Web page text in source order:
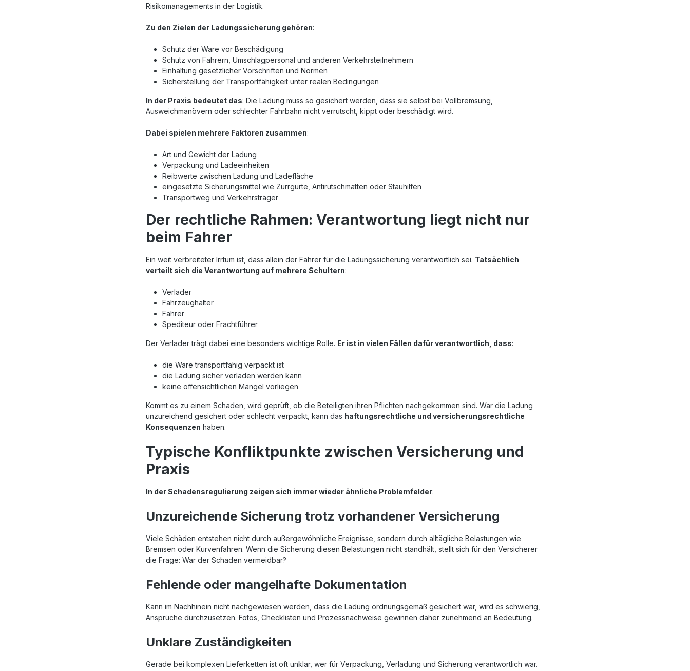
Risikomanagements in der Logistik.
Zu den Zielen der Ladungssicherung gehören:
Schutz der Ware vor Beschädigung
Schutz von Fahrern, Umschlagpersonal und anderen Verkehrsteilnehmern
Einhaltung gesetzlicher Vorschriften und Normen
Sicherstellung der Transportfähigkeit unter realen Bedingungen
In der Praxis bedeutet das: Die Ladung muss so gesichert werden, dass sie selbst bei Vollbremsung,
Ausweichmanövern oder schlechter Fahrbahn nicht verrutscht, kippt oder beschädigt wird.
Dabei spielen mehrere Faktoren zusammen:
Art und Gewicht der Ladung
Verpackung und Ladeeinheiten
Reibwerte zwischen Ladung und Ladefläche
eingesetzte Sicherungsmittel wie Zurrgurte, Antirutschmatten oder Stauhilfen
Transportweg und Verkehrsträger
Der rechtliche Rahmen: Verantwortung liegt nicht nur
beim Fahrer
Ein weit verbreiteter Irrtum ist, dass allein der Fahrer für die Ladungssicherung verantwortlich sei. Tatsächlich
verteilt sich die Verantwortung auf mehrere Schultern:
Verlader
Fahrzeughalter
Fahrer
Spediteur oder Frachtführer
Der Verlader trägt dabei eine besonders wichtige Rolle. Er ist in vielen Fällen dafür verantwortlich, dass:
die Ware transportfähig verpackt ist
die Ladung sicher verladen werden kann
keine offensichtlichen Mängel vorliegen
Kommt es zu einem Schaden, wird geprüft, ob die Beteiligten ihren Pflichten nachgekommen sind. War die Ladung
unzureichend gesichert oder schlecht verpackt, kann das haftungsrechtliche und versicherungsrechtliche
Konsequenzen haben.
Typische Konfliktpunkte zwischen Versicherung und
Praxis
In der Schadensregulierung zeigen sich immer wieder ähnliche Problemfelder:
Unzureichende Sicherung trotz vorhandener Versicherung
Viele Schäden entstehen nicht durch außergewöhnliche Ereignisse, sondern durch alltägliche Belastungen wie
Bremsen oder Kurvenfahren. Wenn die Sicherung diesen Belastungen nicht standhält, stellt sich für den Versicherer
die Frage: War der Schaden vermeidbar?
Fehlende oder mangelhafte Dokumentation
Kann im Nachhinein nicht nachgewiesen werden, dass die Ladung ordnungsgemäß gesichert war, wird es schwierig,
Ansprüche durchzusetzen. Fotos, Checklisten und Prozessnachweise gewinnen daher zunehmend an Bedeutung.
Unklare Zuständigkeiten
Gerade bei komplexen Lieferketten ist oft unklar, wer für Verpackung, Verladung und Sicherung verantwortlich war.